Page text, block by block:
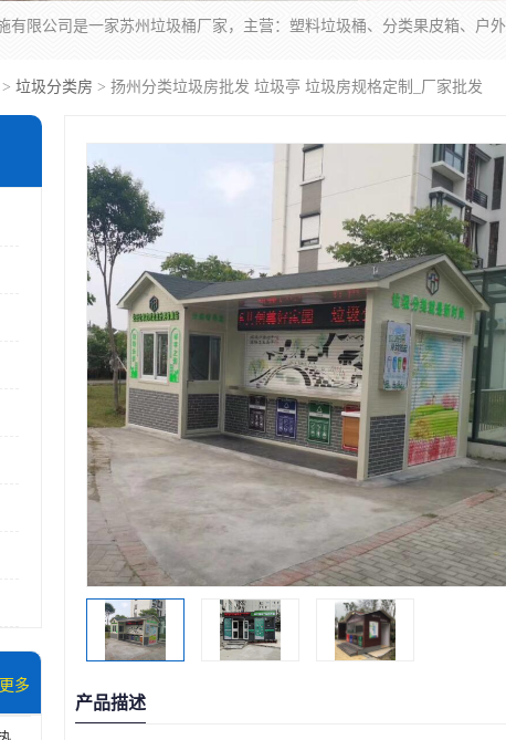
> 垃圾分类房 > 扬州分类垃圾房批发 垃圾亭 垃圾房规格定制_厂家批发
更多
产品描述